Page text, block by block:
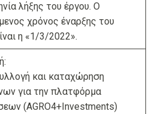
λήξης του έργου. Ο
χρόνος έναρξης του
η «1/3/2022».
και καταχώρηση
για την πλατφόρμα
(AGRO4+Investments)